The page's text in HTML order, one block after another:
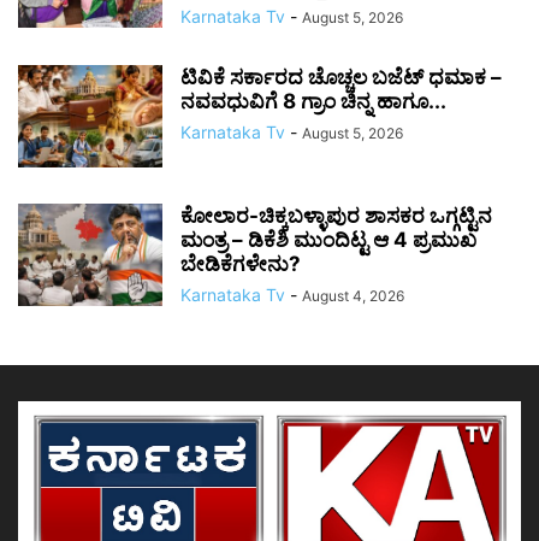
Karnataka Tv - August 5, 2026
ಟಿವಿಕೆ ಸರ್ಕಾರದ ಚೊಚ್ಚಲ ಬಜೆಟ್ ಧಮಾಕ –
ನವವಧುವಿಗೆ 8 ಗ್ರಾಂ ಚಿನ್ನ ಹಾಗೂ...
Karnataka Tv - August 5, 2026
ಕೋಲಾರ-ಚಿಕ್ಕಬಳ್ಳಾಪುರ ಶಾಸಕರ ಒಗ್ಗಟ್ಟಿನ
ಮಂತ್ರ – ಡಿಕೆಶಿ ಮುಂದಿಟ್ಟ ಆ 4 ಪ್ರಮುಖ
ಬೇಡಿಕೆಗಳೇನು?
Karnataka Tv - August 4, 2026